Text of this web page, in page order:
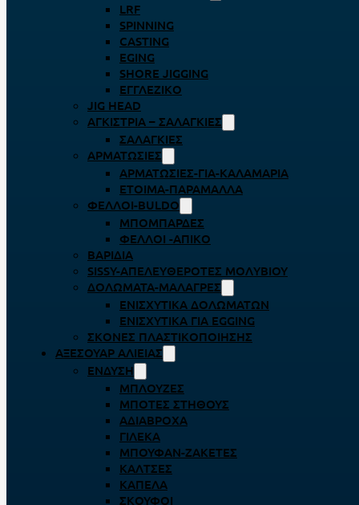
LRF
SPINNING
CASTING
EGING
SHORE JIGGING
ΕΓΓΛΈΖΙΚΟ
JIG HEAD
ΑΓΚΊΣΤΡΙΑ – ΣΑΛΑΓΚΙΈΣ
ΣΑΛΑΓΚΙΈΣ
ΑΡΜΑΤΩΣΙΈΣ
ΑΡΜΑΤΩΣΙΈΣ-ΓΙΑ-ΚΑΛΑΜΆΡΙΑ
ΈΤΟΙΜΑ-ΠΑΡΆΜΑΛΛΑ
ΦΕΛΛΟΊ-BULDO
ΜΠΟΜΠΆΡΔΕΣ
ΦΕΛΛΟΊ -ΑΠΊΚΟ
ΒΑΡΊΔΙΑ
SISSY-ΑΠΕΛΕΥΘΕΡΟΤΈΣ ΜΟΛΥΒΙΟΎ
ΔΟΛΏΜΑΤΑ-ΜΑΛΆΓΡΕΣ
ΕΝΙΣΧΥΤΙΚΆ ΔΟΛΩΜΆΤΩΝ
ΕΝΙΣΧΥΤΙΚΆ ΓΙΑ EGGING
ΣΚΌΝΕΣ ΠΛΑΣΤΙΚΟΠΟΊΗΣΗΣ
ΑΞΕΣΟΥΆΡ ΑΛΙΕΊΑΣ
ΈΝΔΥΣΗ
ΜΠΛΟΎΖΕΣ
ΜΠΌΤΕΣ ΣΤΉΘΟΥΣ
ΑΔΙΆΒΡΟΧΑ
ΓΙΛΈΚΑ
ΜΠΟΥΦΆΝ-ΖΑΚΈΤΕΣ
ΚΆΛΤΣΕΣ
ΚΑΠΈΛΑ
ΣΚΟΎΦΟΙ